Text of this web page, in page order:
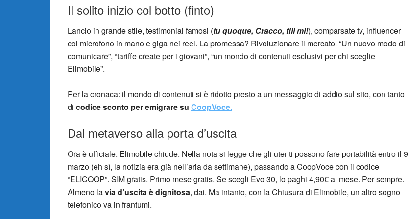
Il solito inizio col botto (finto)
Lancio in grande stile, testimonial famosi (tu quoque, Cracco, fili mi!), comparsate tv, influencer
col microfono in mano e giga nei reel. La promessa? Rivoluzionare il mercato. “Un nuovo modo di
comunicare”, “tariffe create per i giovani”, “un mondo di contenuti esclusivi per chi sceglie
Elimobile”.
Per la cronaca: il mondo di contenuti si è ridotto presto a un messaggio di addio sul sito, con tanto
di codice sconto per emigrare su CoopVoce.
Dal metaverso alla porta d’uscita
Ora è ufficiale: Elimobile chiude. Nella nota si legge che gli utenti possono fare portabilità entro il 9
marzo (eh sì, la notizia era già nell’aria da settimane), passando a CoopVoce con il codice
“ELICOOP”. SIM gratis. Primo mese gratis. Se scegli Evo 30, lo paghi 4,90€ al mese. Per sempre.
Almeno lavia d’uscita è dignitosa, dai. Ma intanto, con la Chiusura di Elimobile, un altro sogno
telefonico va in frantumi.